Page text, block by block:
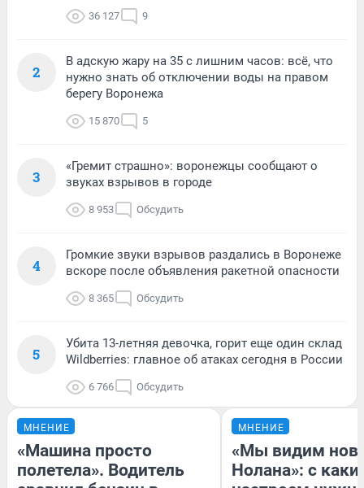
36 127 9
2
В адскую жару на 35 с лишним часов: всё, что
нужно знать об отключении воды на правом
берегу Воронежа
15 870 5
3
«Гремит страшно»: воронежцы сообщают о
звуках взрывов в городе
8 953 Обсудить
4
Громкие звуки взрывов раздались в Воронеже
вскоре после объявления ракетной опасности
8 365 Обсудить
5
Убита 13-летняя девочка, горит еще один склад
Wildberries: главное об атаках сегодня в России
6 766 Обсудить
МНЕНИЕ
«Машина просто
полетела». Водитель
МНЕНИЕ
«Мы видим
Нолана»: с